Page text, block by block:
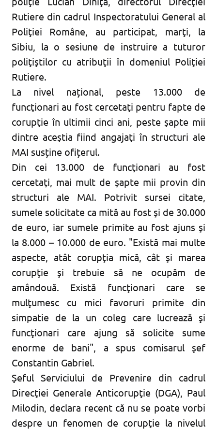
Rutiere din cadrul Inspectoratului General al
Poliţiei Române, au participat, marţi, la
Sibiu, la o sesiune de instruire a tuturor
poliţiştilor cu atribuţii în domeniul Poliţiei
Rutiere.
La nivel național, peste 13.000 de
funcţionari au fost cercetaţi pentru fapte de
corupţie în ultimii cinci ani, peste şapte mii
dintre aceştia fiind angajaţi în structuri ale
MAI susține ofițerul.
Din cei 13.000 de funcţionari au fost
cercetaţi, mai mult de şapte mii provin din
structuri ale MAI. Potrivit sursei citate,
sumele solicitate ca mită au fost şi de 30.000
de euro, iar sumele primite au fost ajuns şi
la 8.000 – 10.000 de euro. "Există mai multe
aspecte, atât corupţia mică, cât şi marea
corupţie şi trebuie să ne ocupăm de
amândouă. Există funcţionari care se
mulţumesc cu mici favoruri primite din
simpatie de la un coleg care lucrează şi
funcţionari care ajung să solicite sume
enorme de bani", a spus comisarul şef
Constantin Gabriel.
Şeful Serviciului de Prevenire din cadrul
Direcţiei Generale Anticorupţie (DGA), Paul
Milodin, declara recent că nu se poate vorbi
despre un fenomen de corupţie la nivelul